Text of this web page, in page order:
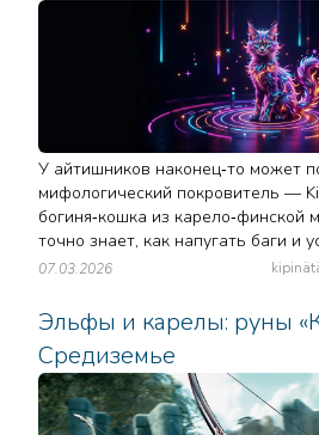
У айтишников наконец‑то может
мифологический покровитель —
богиня‑кошка из карело‑финской
точно знает, как напугать баги и
07.03.2026
Эльфы и карелы: руны
Средиземье